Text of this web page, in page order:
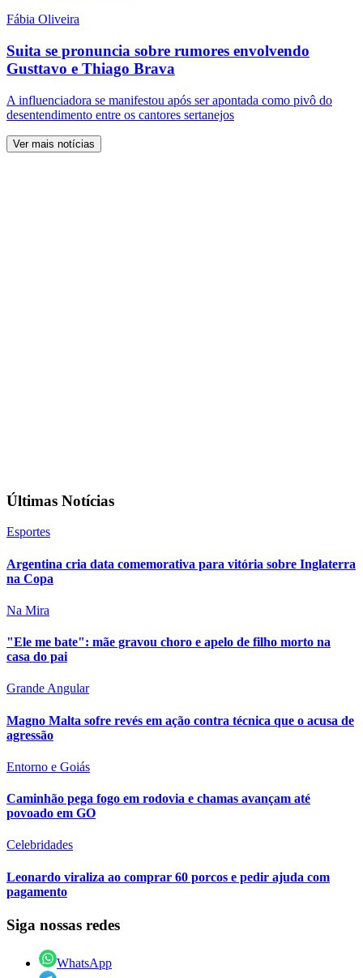
Fábia Oliveira
Suita se pronuncia sobre rumores envolvendo
Gusttavo e Thiago Brava
A influenciadora se manifestou após ser apontada como pivô do
desentendimento entre os cantores sertanejos
Ver mais notícias
Últimas Notícias
Esportes
Argentina cria data comemorativa para vitória sobre Inglaterra
na Copa
Na Mira
"Ele me bate": mãe gravou choro e apelo de filho morto na
casa do pai
Grande Angular
Magno Malta sofre revés em ação contra técnica que o acusa de
agressão
Entorno e Goiás
Caminhão pega fogo em rodovia e chamas avançam até
povoado em GO
Celebridades
Leonardo viraliza ao comprar 60 porcos e pedir ajuda com
pagamento
Siga nossas redes
WhatsApp